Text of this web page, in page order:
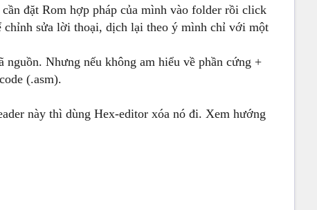
đặt Rom hợp pháp của mình vào folder rồi click
chỉnh sửa lời thoại, dịch lại theo ý mình chỉ với một
Nhưng nếu không am hiểu về phần cứng +
(.asm).
này thì dùng Hex-editor xóa nó đi. Xem hướng